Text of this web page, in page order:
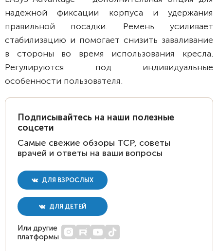
надёжной фиксации корпуса и удержания
правильной посадки. Ремень усиливает
стабилизацию и помогает снизить заваливание
в стороны во время использования кресла.
Регулируются под индивидуальные
особенности пользователя.
Подписывайтесь на наши полезные
соцсети
Самые свежие обзоры ТСР, советы
врачей и ответы на ваши вопросы
ДЛЯ ВЗРОСЛЫХ
ДЛЯ ДЕТЕЙ
Или другие
платформы